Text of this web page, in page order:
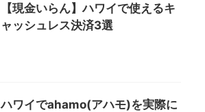
【現金いらん】ハワイで使えるキ
ャッシュレス決済3選
ハワイでahamo(アハモ)を実際に